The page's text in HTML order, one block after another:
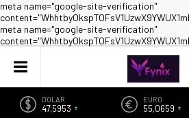
meta name="google-site-verification"
meta name="google-site-verification"
DOLAR
47,5953
EURO
55,0659